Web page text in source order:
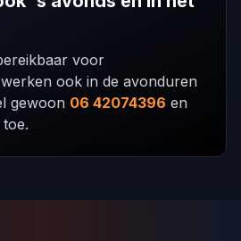
voor
ook in de avonduren
gewoon 06 42074396 en